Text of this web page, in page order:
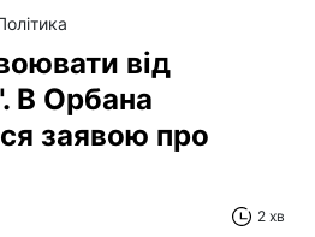
від
В Орбана
заявою про
2 хв